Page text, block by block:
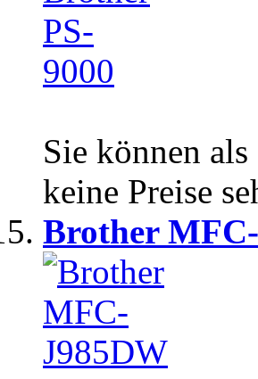
Sie können
keine Preise
Brother